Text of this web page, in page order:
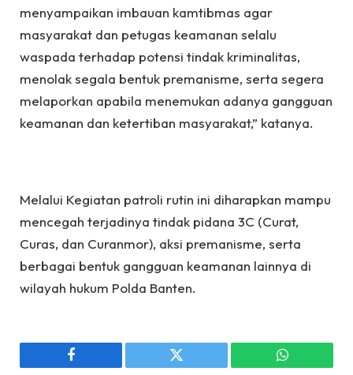
menyampaikan imbauan kamtibmas agar
masyarakat dan petugas keamanan selalu
waspada terhadap potensi tindak kriminalitas,
menolak segala bentuk premanisme, serta segera
melaporkan apabila menemukan adanya gangguan
keamanan dan ketertiban masyarakat,” katanya.
Melalui Kegiatan patroli rutin ini diharapkan mampu
mencegah terjadinya tindak pidana 3C (Curat,
Curas, dan Curanmor), aksi premanisme, serta
berbagai bentuk gangguan keamanan lainnya di
wilayah hukum Polda Banten.
Facebook Twitter WhatsApp